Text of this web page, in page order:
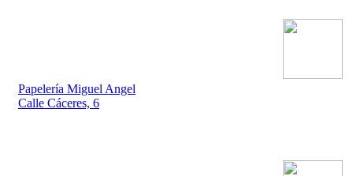
Papelería Miguel Angel
Calle Cáceres, 6